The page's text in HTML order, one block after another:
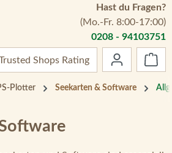
Hast du Fragen?
(Mo.-Fr. 8:00-17:00)
0208 - 94103751
Plotter Seekarten & Software